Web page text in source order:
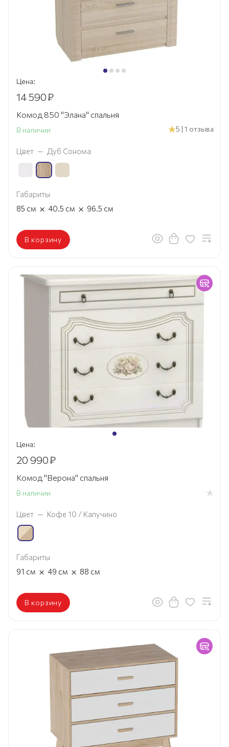
Цена:
14 590₽
Комод 850 "Элана" спальня
В наличии 5 | 1 отзыва
Цвет — Дуб Сонома
Габариты
85 см × 40.5 см × 96.5 см
В корзину
Цена:
20 990₽
Комод "Верона" спальня
В наличии
Цвет — Кофе 10 / Капучино
Габариты
91 см × 49 см × 88 см
В корзину